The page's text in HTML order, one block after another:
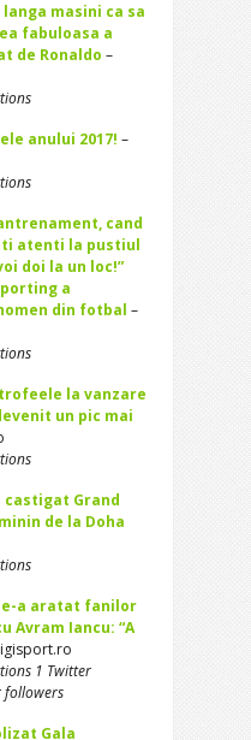
langa masini ca sa
fabuloasa a
de Ronaldo –
anului 2017! –
cand
atenti la pustiul
doi la un loc!”
a
din fotbal –
la vanzare
un pic mai
castigat Grand
de la Doha
le-a aratat fanilor
Avram Iancu: “A
1 Twitter
followers
Gala